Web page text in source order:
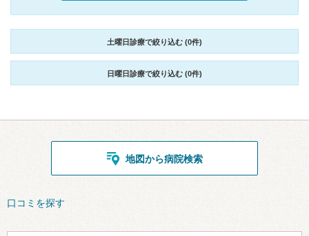
土曜日診療で絞り込む (0件)
日曜日診療で絞り込む (0件)
地図から病院検索
口コミを探す